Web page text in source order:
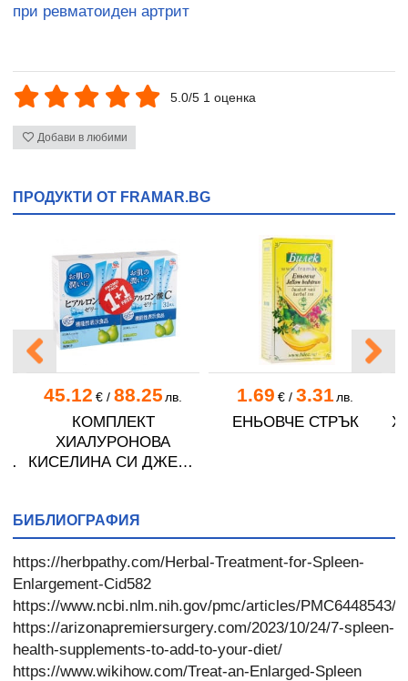
при ревматоиден артрит
5.0/5 1 оценка
Добави в любими
ПРОДУКТИ ОТ FRAMAR.BG
45.12 €/ 88.25 лв.
КОМПЛЕКТ
ХИАЛУРОНОВА
КИСЕЛИНА СИ ДЖЕЛИ
1.69 €/ 3.31лв.
ЕНЬОВЧЕ СТРЪК
БИБЛИОГРАФИЯ
https://herbpathy.com/Herbal-Treatment-for-Spleen-
Enlargement-Cid582
https://www.ncbi.nlm.nih.gov/pmc/articles/PMC6448543/
https://arizonapremiersurgery.com/2023/10/24/7-spleen-
health-supplements-to-add-to-your-diet/
https://www.wikihow.com/Treat-an-Enlarged-Spleen